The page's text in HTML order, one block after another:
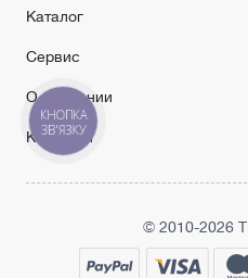
Каталог
Сервис
О компании
Контакты
© 2010-2026
КНОПКА
ЗВ'ЯЗКУ